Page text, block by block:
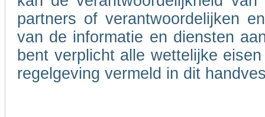
partners of verantwoordelijken
van de informatie en diensten
bent verplicht alle wettelijke
regelgeving vermeld in dit